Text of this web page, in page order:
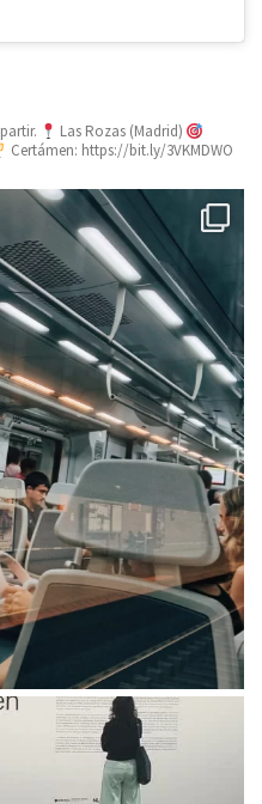
Las Rozas (Madrid)
Certámen: https://bit.ly/3VKMDWO